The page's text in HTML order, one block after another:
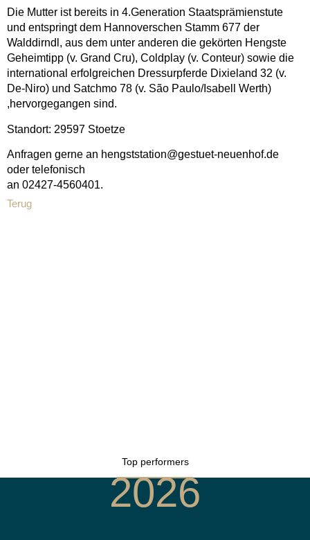
Die Mutter ist bereits in 4.Generation Staatsprämienstute
und entspringt dem Hannoverschen Stamm 677 der
Walddirndl, aus dem unter anderen die gekörten Hengste
Geheimtipp (v. Grand Cru), Coldplay (v. Conteur) sowie die
international erfolgreichen Dressurpferde Dixieland 32 (v.
De-Niro) und Satchmo 78 (v. São Paulo/Isabell Werth)
,hervorgegangen sind.
Standort: 29597 Stoetze
Anfragen gerne an hengststation@gestuet-neuenhof.de
oder telefonisch
an 02427-4560401.
Terug
Top performers
2026